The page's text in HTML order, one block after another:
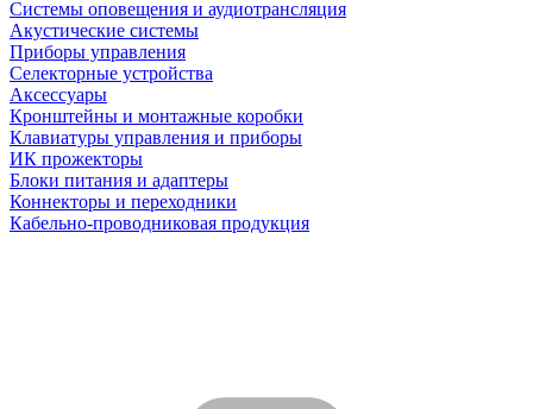
Системы оповещения и аудиотрансляция
Акустические системы
Приборы управления
Селекторные устройства
Аксессуары
Кронштейны и монтажные коробки
Клавиатуры управления и приборы
ИК прожекторы
Блоки питания и адаптеры
Коннекторы и переходники
Кабельно-проводниковая продукция